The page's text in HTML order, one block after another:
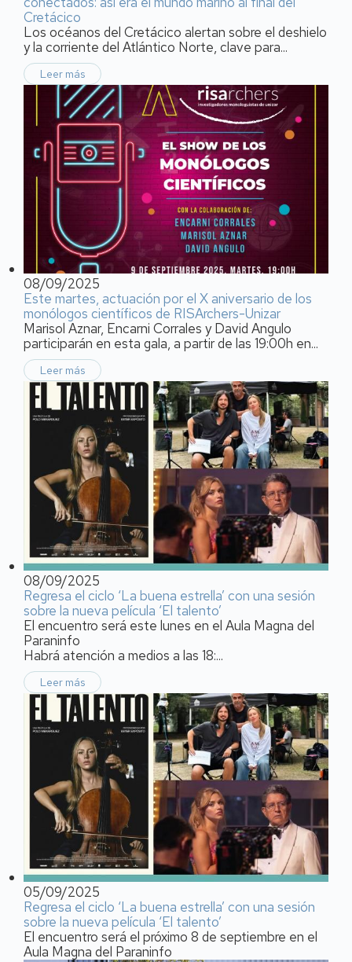
Cretácico
Los océanos del Cretácico alertan sobre el deshielo
y la corriente del Atlántico Norte, clave para...
Leer más
08/09/2025
Este martes, actuación por el X aniversario de los
monólogos científicos de RISArchers-Unizar
Marisol Aznar, Encarni Corrales y David Angulo
participarán en esta gala, a partir de las 19:00h en...
Leer más
08/09/2025
Regresa el ciclo ‘La buena estrella’ con una sesión
sobre la nueva película ‘El talento’
El encuentro será este lunes en el Aula Magna del
Paraninfo
Habrá atención a medios a las 18:...
Leer más
05/09/2025
Regresa el ciclo ‘La buena estrella’ con una sesión
sobre la nueva película ‘El talento’
El encuentro será el próximo 8 de septiembre en el
Aula Magna del Paraninfo